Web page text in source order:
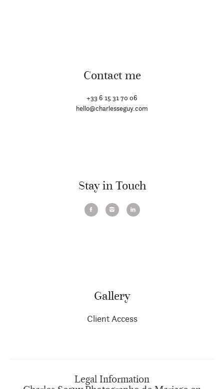
Contact me
+33 6 15 31 70 06
hello@charlesseguy.com
Stay in Touch
Gallery
Client Access
Legal Information